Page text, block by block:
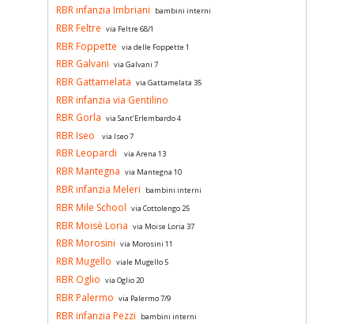
RBR infanzia Imbriani bambini interni
RBR Feltre via Feltre 68/1
RBR Foppette via delle Foppette 1
RBR Galvani via Galvani 7
RBR Gattamelata via Gattamelata 35
RBR infanzia via Gentilino
RBR Gorla via Sant’Erlembardo 4
RBR Iseo via Iseo 7
RBR Leopardi via Arena 13
RBR Mantegna via Mantegna 10
RBR infanzia Meleri bambini interni
RBR Mile School via Cottolengo 25
RBR Moisè Loria via Moise Loria 37
RBR Morosini via Morosini 11
RBR Mugello viale Mugello 5
RBR Oglio via Oglio 20
RBR Palermo via Palermo 7/9
RBR infanzia Pezzi bambini interni